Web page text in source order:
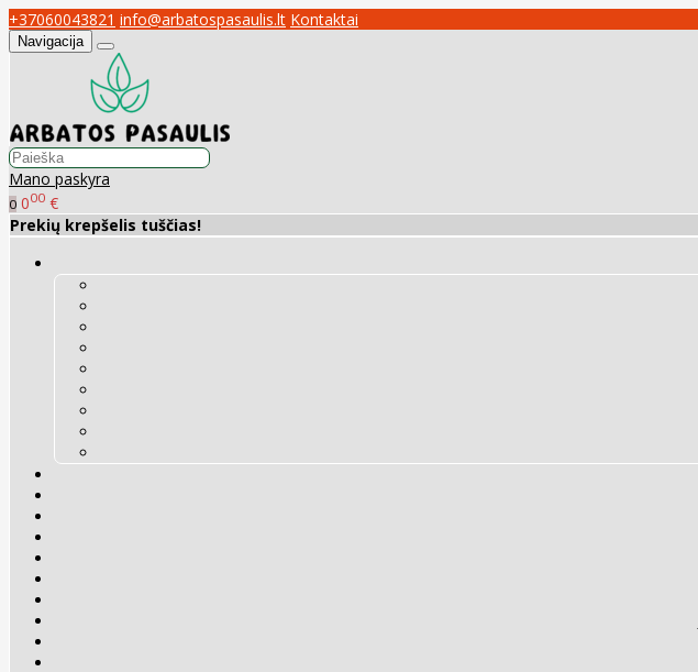
+37060043821 info@arbatospasaulis.lt Kontaktai
Navigacija
Mano paskyra
0 000 €
Prekių krepšelis tuščias!